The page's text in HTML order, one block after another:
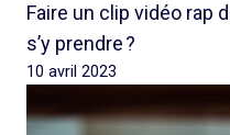
Faire un clip vidéo rap
s’y prendre ?
10 avril 2023